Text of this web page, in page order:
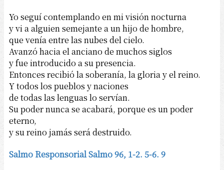
Yo seguí contemplando en mi visión nocturna
y vi a alguien semejante a un hijo de hombre,
que venía entre las nubes del cielo.
Avanzó hacia el anciano de muchos siglos
y fue introducido a su presencia.
Entonces recibió la soberanía, la gloria y el reino.
Y todos los pueblos y naciones
de todas las lenguas lo servían.
Su poder nunca se acabará, porque es un poder
eterno,
y su reino jamás será destruido.
Salmo Responsorial Salmo 96, 1-2. 5-6. 9